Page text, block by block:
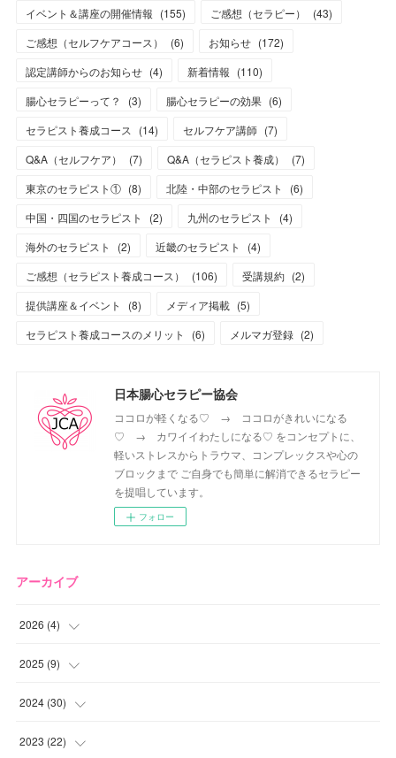
イベント＆講座の開催情報 (155) ご感想（セラピー） (43)
ご感想（セルフケアコース）
(6) お知らせ (172)
認定講師からのお知らせ (4) 新着情報 (110)
腸心セラピーって？
(3) 腸心セラピーの効果 (6)
セラピスト養成コース
(14) セルフケア講師 (7)
Q&A（セルフケア）
(7) Q&A（セラピスト養成） (7)
東京のセラピスト① (8) 北陸・中部のセラピスト (6)
中国・四国のセラピスト
(2) 九州のセラピスト (4)
海外のセラピスト
(2) 近畿のセラピスト (4)
ご感想（セラピスト養成コース）
(106) 受講規約 (2)
提供講座＆イベント
(8) メディア掲載 (5)
セラピスト養成コースのメリット
(6) メルマガ登録 (2)
日本腸心セラピー協会
ココロが軽くなる♡ → ココロがきれいになる
♡ → カワイイわたしになる♡ をコンセプトに、
軽いストレスからトラウマ、コンプレックスや心の
ブロックまで ご自身でも簡単に解消できるセラピー
を提唱しています。
フォロー
アーカイブ
2026 (4)
( )
(1
(1
2025 (9)
(2
(2
2024 (30)
(4
2023 (22)